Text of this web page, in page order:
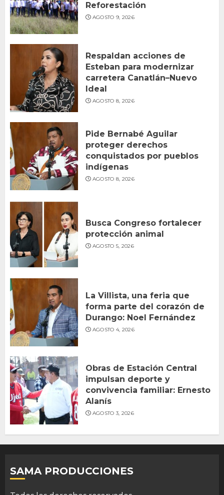
Reforestación
AGOSTO 9, 2026
Respaldan acciones de
Esteban para modernizar
carretera Canatlán–Nuevo
Ideal
AGOSTO 8, 2026
Pide Bernabé Aguilar
proteger derechos
conquistados por pueblos
indígenas
AGOSTO 8, 2026
Busca Congreso fortalecer
protección animal
AGOSTO 5, 2026
La Villista, una feria que
forma parte del corazón de
Durango: Noel Fernández
AGOSTO 4, 2026
Obras de Estación Central
impulsan deporte y
convivencia familiar: Ernesto
Alanís
AGOSTO 3, 2026
SAMA PRODUCCIONES